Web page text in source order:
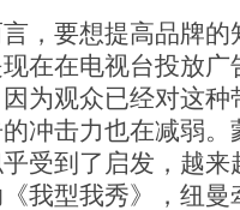
要想提高品牌的
在在电视台投放
为观众已经对这
冲击力也在减弱
受到了启发，越
我型我秀》，纽